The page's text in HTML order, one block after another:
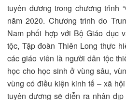
tuyên dương trong chương trình
năm 2020. Chương trình do
Nam phối hợp với Bộ Giáo dục
tộc, Tập đoàn Thiên Long thực
các giáo viên là người dân tộc
học cho học sinh ở vùng sâu,
vùng có điều kiện kinh tế – xã
tuyên dương sẽ diễn ra nhân